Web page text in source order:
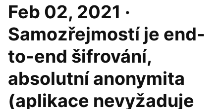
Feb 02, 2021 ·
Samozřejmostí je end-
to-end šifrování,
absolutní anonymita
(aplikace nevyžaduje